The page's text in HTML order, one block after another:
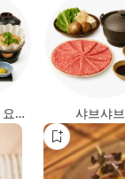
가이세키·교토 요리 (일식) 샤브샤브